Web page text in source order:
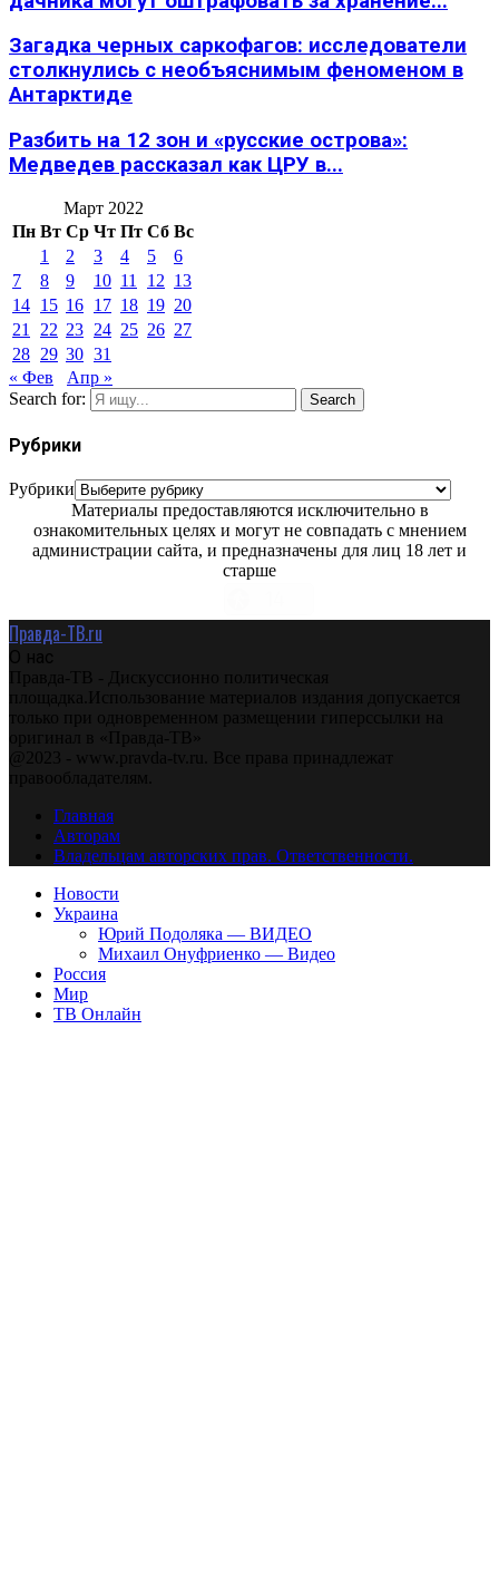
Загадка черных саркофагов: исследователи
столкнулись с необъяснимым феноменом в
Антарктиде
Разбить на 12 зон и «русские острова»:
Медведев рассказал как ЦРУ в...
Март 2022
Пн Вт Ср Чт Пт Сб Вс
1
2 3 4 5
6
7
8 9 10 11 12 13
14 15 16 17 18 19 20
21
22 23 24 25 26 27
28 29 30 31
« Фев
Апр »
Search for:
Search
Рубрики
Рубрики
Материалы предоставляются исключительно в
ознакомительных целях и могут не совпадать с мнением
администрации сайта, и предназначены для лиц 18 лет и
старше
Правда-ТВ.ru
О нас
Правда-ТВ - Дискуссионно политическая
площадка.Использование материалов издания допускается
только при одновременном размещении гиперссылки на
оригинал в «Правда-ТВ»
@2023 - www.pravda-tv.ru. Все права принадлежат
правообладателям.
Главная
Авторам
Владельцам авторских прав. Ответственности.
Новости
Украина
Юрий Подоляка — ВИДЕО
Михаил Онуфриенко — Видео
Россия
Мир
ТВ Онлайн